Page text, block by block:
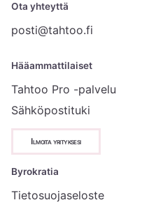
Ota yhteyttä
posti@tahtoo.fi
Hääammattilaiset
Tahtoo Pro -palvelu
Sähköpostituki
Ilmoita yrityksesi
Byrokratia
Tietosuojaseloste